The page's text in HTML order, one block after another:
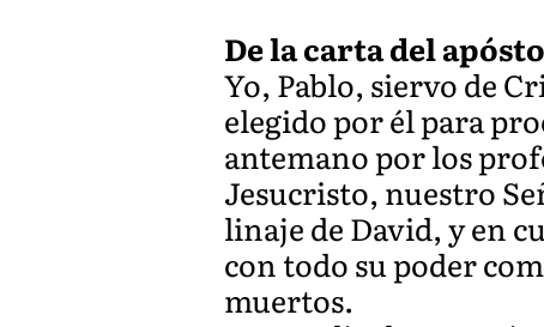
De la carta del
Yo, Pablo, siervo de
elegido por él para
antemano por los
Jesucristo, nuestro
linaje de David, y en
con todo su poder
muertos.